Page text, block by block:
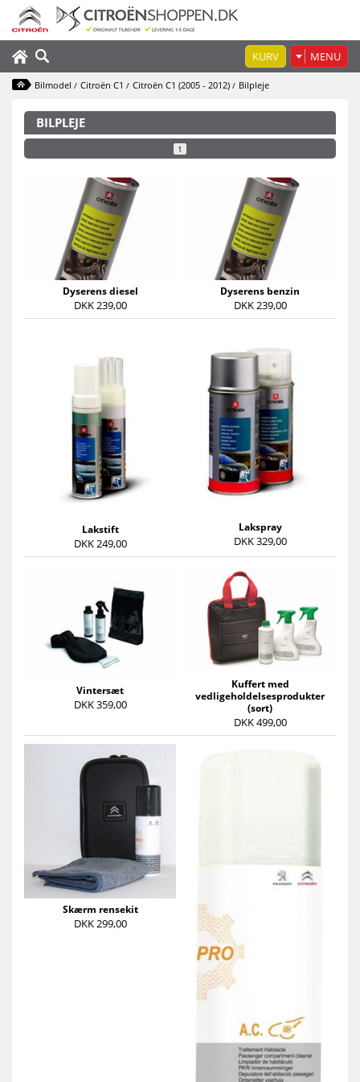
KURV MENU
Bilmodel / Citroën C1 / Citroën C1 (2005 - 2012) / Bilpleje
BILPLEJE
1
Dyserens diesel
DKK 239,00
Dyserens benzin
DKK 239,00
Lakstift
DKK 249,00
Lakspray
DKK 329,00
Vintersæt
DKK 359,00
Kuffert med
vedligeholdelsesprodukter
(sort)
DKK 499,00
Skærm rensekit
DKK 299,00